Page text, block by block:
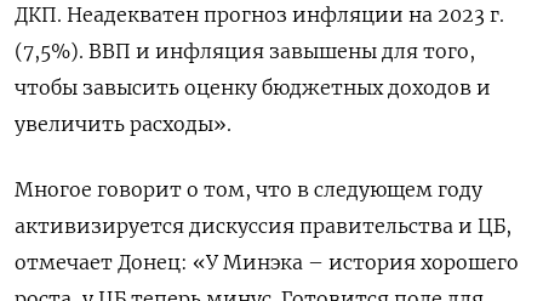
ДКП. Неадекватен прогноз инфляции на 2023 г.
(7,5%). ВВП и инфляция завышены для того,
чтобы завысить оценку бюджетных доходов и
увеличить расходы».
Многое говорит о том, что в следующем году
активизируется дискуссия правительства и ЦБ,
отмечает Донец: «У Минэка – история хорошего